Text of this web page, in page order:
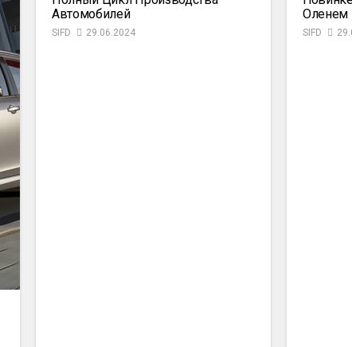
Автомобилей
SIFD 29.06.2024
Оленем
SIFD